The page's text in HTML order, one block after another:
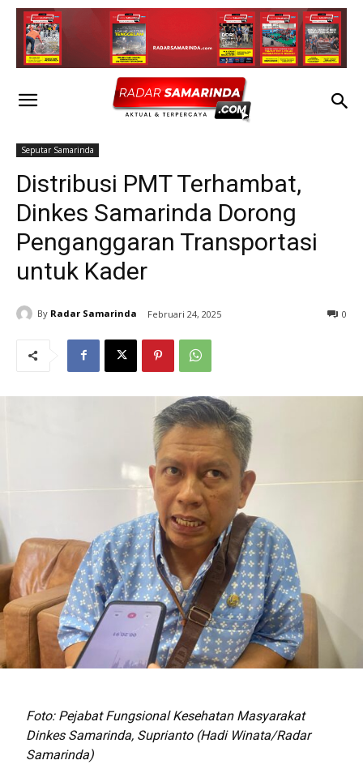
Seputar Samarinda
Distribusi PMT Terhambat,
Dinkes Samarinda Dorong
Penganggaran Transportasi
untuk Kader
By Radar Samarinda Februari 24, 2025 0
Foto: Pejabat Fungsional Kesehatan Masyarakat
Dinkes Samarinda, Suprianto (Hadi Winata/Radar
Samarinda)